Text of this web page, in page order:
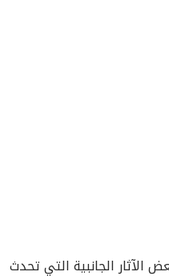
الجانبية التي تحدث